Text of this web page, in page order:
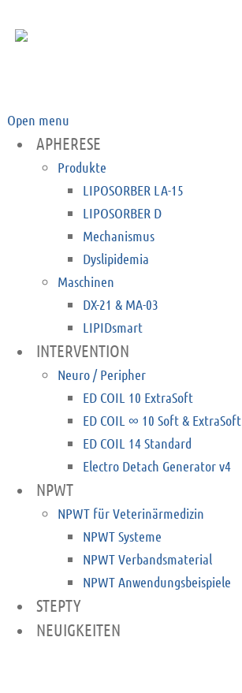
Open menu
APHERESE
Produkte
LIPOSORBER LA-15
LIPOSORBER D
Mechanismus
Dyslipidemia
Maschinen
DX-21 & MA-03
LIPIDsmart
INTERVENTION
Neuro / Peripher
ED COIL 10 ExtraSoft
ED COIL ∞ 10 Soft & ExtraSoft
ED COIL 14 Standard
Electro Detach Generator v4
NPWT
NPWT für Veterinärmedizin
NPWT Systeme
NPWT Verbandsmaterial
NPWT Anwendungsbeispiele
STEPTY
NEUIGKEITEN